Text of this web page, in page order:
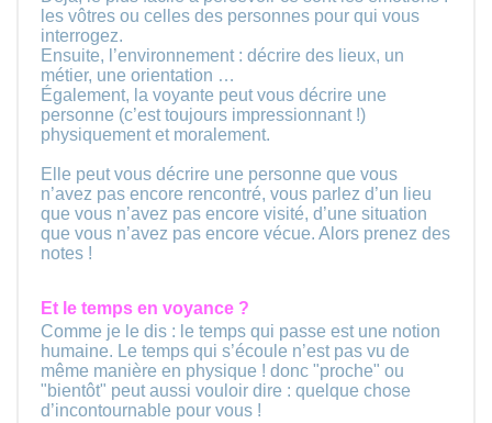
les vôtres ou celles des personnes pour qui vous
interrogez.
Ensuite, l’environnement : décrire des lieux, un
métier, une orientation …
Également, la voyante peut vous décrire une
personne (c’est toujours impressionnant !)
physiquement et moralement.
Elle peut vous décrire une personne que vous
n’avez pas encore rencontré, vous parlez d’un lieu
que vous n’avez pas encore visité, d’une situation
que vous n’avez pas encore vécue. Alors prenez des
notes !
Et le temps en voyance ?
Comme je le dis : le temps qui passe est une notion
humaine. Le temps qui s’écoule n’est pas vu de
même manière en physique ! donc "proche" ou
"bientôt" peut aussi vouloir dire : quelque chose
d’incontournable pour vous !